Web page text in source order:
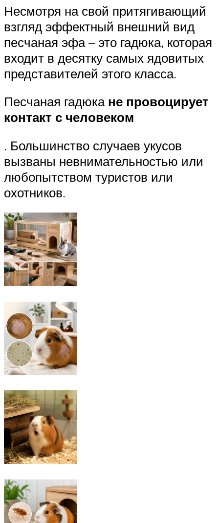
Несмотря на свой притягивающий
взгляд эффектный внешний вид
песчаная эфа – это гадюка, которая
входит в десятку самых ядовитых
представителей этого класса.
Песчаная гадюка не провоцирует
контакт с человеком
. Большинство случаев укусов
вызваны невнимательностью или
любопытством туристов или
охотников.